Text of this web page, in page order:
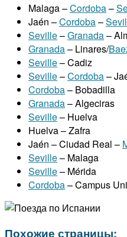
Malaga –Cordoba–
Jaén –Cordoba–
Seville–Granada–
Granada– Linares/
Seville– Cadiz
Seville–Cordoba–
Cordoba– Bobadilla
Granada– Algeciras
Seville– Huelva
Huelva – Zafra
Jaén – Ciudad Real –
Seville– Malaga
Seville– Mérida
Cordoba– Campus
Похожие страницы: